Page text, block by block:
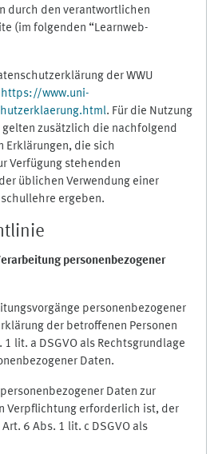
durch den verantwortlichen
(im folgenden “Learnweb-
der WWU
https://www.uni-
. Für die Nutzung
zusätzlich die nachfolgend
Erklärungen, die sich
Verfügung stehenden
üblichen Verwendung einer
ergeben.
personenbezogener
personenbezogener
der betroffenen Personen
lit. a DSGVO als Rechtsgrundlage
Daten.
Daten zur
Verpflichtung erforderlich ist, der
6 Abs. 1 lit. c DSGVO als